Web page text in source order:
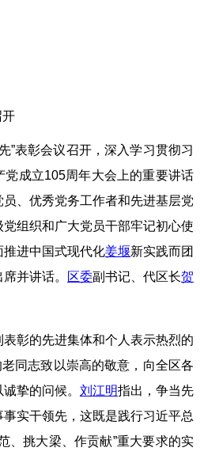
开
”表彰会议召开，深入学习贯彻习
党成立105周年大会上的重要讲话
、优秀党务工作者和先进基层党
组织和广大党员干部牢记初心使
进中国式现代化姜堰新实践而团
席并讲话。 区委副书记、代区长贺
表彰的先进集体和个人表示热烈的
同志致以崇高的敬意，向全区各
挚的问候。 刘江明指出，争当先
实干领先，这既是践行习近平总
、挑大梁、作贡献”重大要求的实